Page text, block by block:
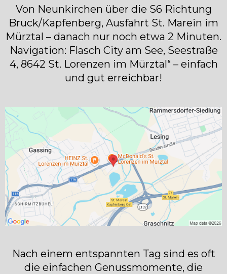
Von Neunkirchen über die S6 Richtung
Bruck/Kapfenberg, Ausfahrt St. Marein im
Mürztal – danach nur noch etwa 2 Minuten.
Navigation: Flasch City am See, Seestraße
4, 8642 St. Lorenzen im Mürztal“ – einfach
und gut erreichbar!
Nach einem entspannten Tag sind es oft
die einfachen Genussmomente, die